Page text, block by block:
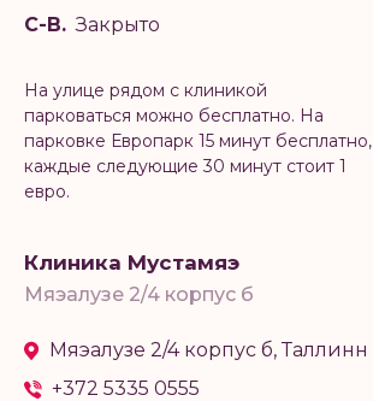
С-В. Закрыто
На улице рядом с клиникой
парковаться можно бесплатно. На
парковке Европарк 15 минут бесплатно,
каждые следующие 30 минут стоит 1
евро.
Клиника Мустамяэ
Мяэалузе 2/4 корпус б
Мяэалузе 2/4 корпус б, Таллинн
+372 5335 0555